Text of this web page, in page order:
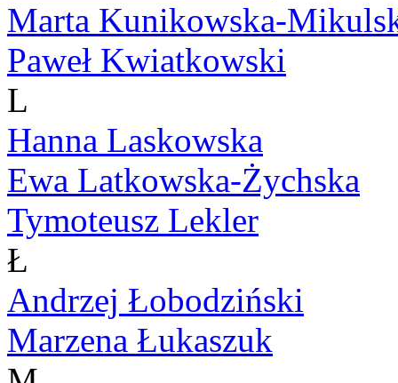
Marta Kunikowska-
Paweł Kwiatkowski
L
Hanna Laskowska
Ewa Latkowska-Żychska
Tymoteusz Lekler
Ł
Andrzej Łobodziński
Marzena Łukaszuk